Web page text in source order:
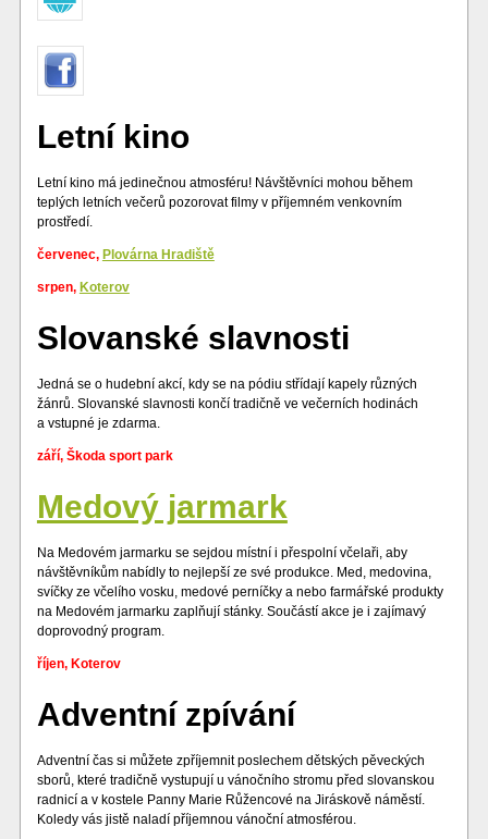
Letní kino
Letní kino má jedinečnou atmosféru! Návštěvníci mohou během
teplých letních večerů pozorovat filmy v příjemném venkovním
prostředí.
červenec, Plovárna Hradiště
srpen, Koterov
Slovanské slavnosti
Jedná se o hudební akcí, kdy se na pódiu střídají kapely různých
žánrů. Slovanské slavnosti končí tradičně ve večerních hodinách
a vstupné je zdarma.
září, Škoda sport park
Medový jarmark
Na Medovém jarmarku se sejdou místní i přespolní včelaři, aby
návštěvníkům nabídly to nejlepší ze své produkce. Med, medovina,
svíčky ze včelího vosku, medové perníčky a nebo farmářské produkty
na Medovém jarmarku zaplňují stánky. Součástí akce je i zajímavý
doprovodný program.
říjen, Koterov
Adventní zpívání
Adventní čas si můžete zpříjemnit poslechem dětských pěveckých
sborů, které tradičně vystupují u vánočního stromu před slovanskou
radnicí a v kostele Panny Marie Růžencové na Jiráskově náměstí.
Koledy vás jistě naladí příjemnou vánoční atmosférou.